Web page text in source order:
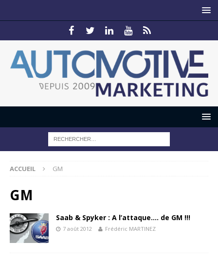
ACCUEIL GM
GM
Saab & Spyker : A l’attaque…. de GM !!!
7 août 2012 Frédéric MARTINEZ